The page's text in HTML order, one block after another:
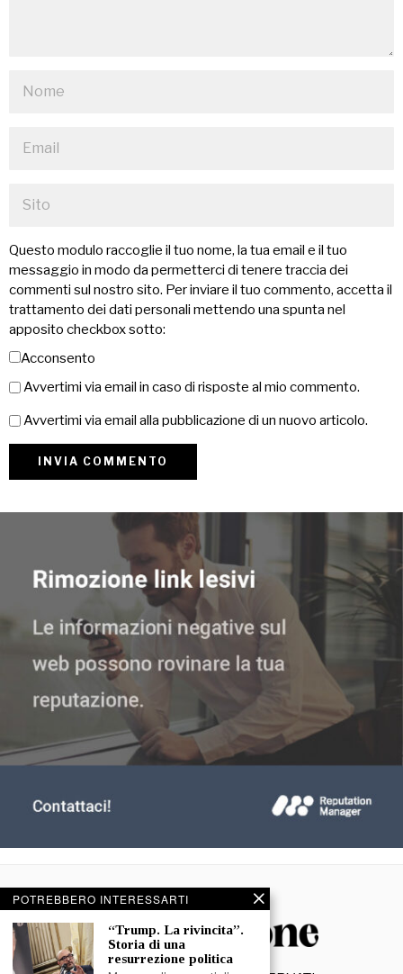
Questo modulo raccoglie il tuo nome, la tua email e il tuo
messaggio in modo da permetterci di tenere traccia dei
commenti sul nostro sito. Per inviare il tuo commento, accetta il
trattamento dei dati personali mettendo una spunta nel
apposito checkbox sotto:
Acconsento
Avvertimi via email in caso di risposte al mio commento.
Avvertimi via email alla pubblicazione di un nuovo articolo.
POTREBBERO INTERESSARTI
“Trump. La rivincita”.
Storia di una
resurrezione politica